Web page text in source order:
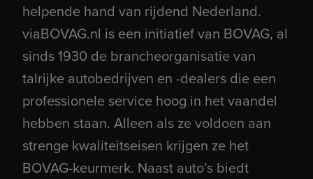
helpende hand van rijdend Nederland.
viaBOVAG.nl is een initiatief van BOVAG, al
sinds 1930 de brancheorganisatie van
talrijke autobedrijven en -dealers die een
professionele service hoog in het vaandel
hebben staan. Alleen als ze voldoen aan
strenge kwaliteitseisen krijgen ze het
BOVAG-keurmerk. Naast auto’s biedt